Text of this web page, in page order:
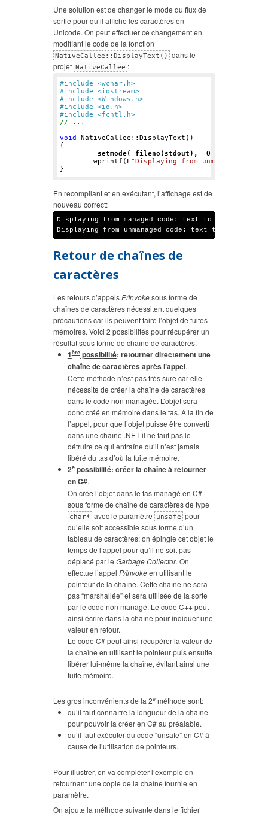
Une solution est de changer le mode du flux de
sortie pour qu’il affiche les caractères en
Unicode. On peut effectuer ce changement en
modifiant le code de la fonction
NativeCallee::DisplayText() dans le
projet NativeCallee :
#include <wchar.h>
#include <iostream>
#include <Windows.h>
#include <io.h>
#include <fcntl.h>
// ...
void
NativeCallee::DisplayText()
{
_setmode(_fileno(stdout), _O_U16TEXT);
	wprintf(L
"Displaying from unmanaged code:
En recompilant et en exécutant, l’affichage est de
nouveau correct:
Displaying from managed code: text to display éèà
Retour de chaînes de
caractères
Les retours d’appelsP/Invokesous forme de
chaînes de caractères nécessitent quelques
précautions car ils peuvent faire l’objet de fuites
mémoires. Voici 2 possibilités pour récupérer un
résultat sous forme de chaîne de caractères:
1èrepossibilité: retourner directement une
chaîne de caractères après l’appel.
Cette méthode n’est pas très sûre car elle
nécessite de créer la chaîne de caractères
dans le code non managée. L’objet sera
donc créé en mémoire dans le tas. A la fin de
l’appel, pour que l’objet puisse être converti
dans une chaîne .NET il ne faut pas le
détruire ce qui entraîne qu’il n’est jamais
libéré du tas d’où la fuite mémoire.
2epossibilité: créer la chaîne à retourner
en C#.
On crée l’objet dans le tas managé en C#
sous forme de chaîne de caractères de type
char* avec le paramètre unsafe pour
qu’elle soit accessible sous forme d’un
tableau de caractères; on épingle cet objet le
temps de l’appel pour qu’il ne soit pas
déplacé par le Garbage Collector. On
effectue l’appel P/Invokeen utilisant le
pointeur de la chaîne. Cette chaîne ne sera
pas “marshallée” et sera utilisée de la sorte
par le code non managé. Le code C++ peut
ainsi écrire dans la chaîne pour indiquer une
valeur en retour.
Le code C# peut ainsi récupérer la valeur de
la chaîne en utilisant le pointeur puis ensuite
libérer lui-même la chaîne, évitant ainsi une
fuite mémoire.
Les gros inconvénients de la 2eméthode sont:
qu’il faut connaître la longueur de la chaîne
pour pouvoir la créer en C# au préalable.
qu’il faut exécuter du code “unsafe” en C# à
cause de l’utilisation de pointeurs.
Pour illustrer, on va compléter l’exemple en
retournant une copie de la chaîne fournie en
paramètre.
On ajoute la méthode suivante dans le fichier